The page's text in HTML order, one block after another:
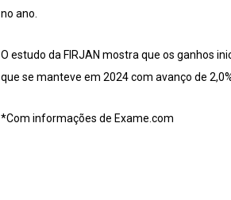
no ano.
O estudo da FIRJAN mostra que os ganhos
que se manteve em 2024 com avanço de
*Com informações de Exame.com